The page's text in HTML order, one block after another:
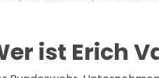
ist Erich